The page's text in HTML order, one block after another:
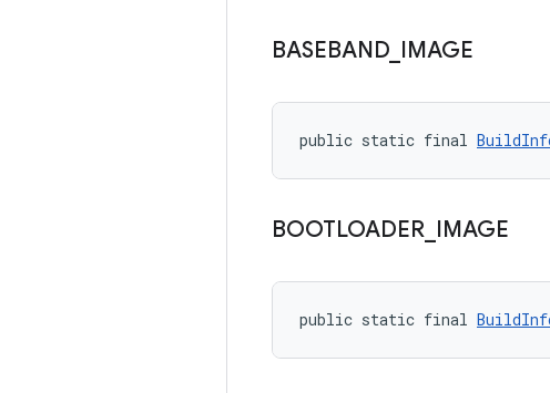
BASEBAND IMAGE
public static final
BOOTLOADER IMAGE
public static final